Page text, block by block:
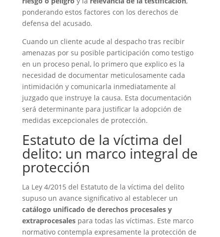
ponderando estos factores con los derechos de
defensa del acusado.
Cuando un cliente acude al despacho tras recibir
amenazas por su posible participación como testigo
en un proceso penal, lo primero que explico es la
necesidad de documentar meticulosamente cada
intimidación y comunicarla inmediatamente al
juzgado que instruye la causa. Esta documentación
será determinante para justificar la adopción de
medidas excepcionales de protección.
Estatuto de la víctima del
delito: un marco integral de
protección
La Ley 4/2015 del Estatuto de la víctima del delito
supuso un avance significativo al establecer un
catálogo unificado de derechos procesales y
extraprocesalespara todas las víctimas. Este marco
normativo contempla expresamente la protección de